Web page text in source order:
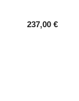
237,00 €